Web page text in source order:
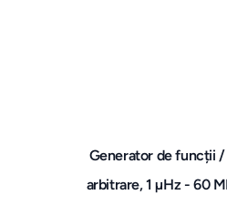
Generator de funcții
arbitrare, 1 µHz - 60